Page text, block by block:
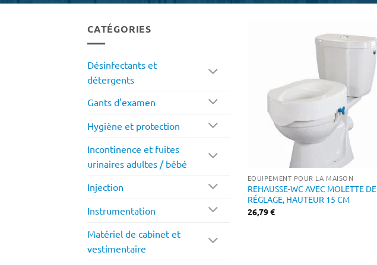
CATÉGORIES
Désinfectants et
détergents
Gants d'examen
Hygiène et protection
Incontinence et fuites
urinaires adultes / bébé
Injection
Instrumentation
Matériel de cabinet et
vestimentaire
EQUIPEMENT POUR LA MAISON
REHAUSSE-WC AVEC MOLETTE DE
RÉGLAGE, HAUTEUR 15 CM
26,79€